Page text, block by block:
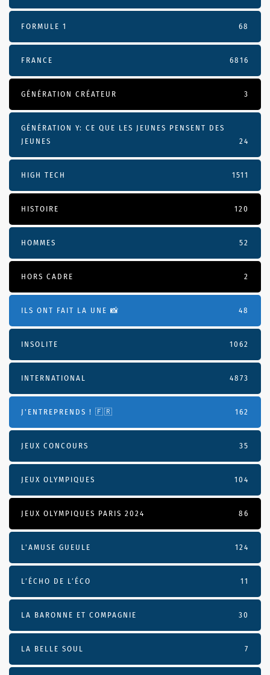
FORMULE 1 68
FRANCE 6816
GÉNÉRATION CRÉATEUR 3
GÉNÉRATION Y: CE QUE LES JEUNES PENSENT DES
JEUNES
24
HIGH TECH 1511
HISTOIRE 120
HOMMES 52
HORS CADRE 2
ILS ONT FAIT LA UNE 📸 48
INSOLITE 1062
INTERNATIONAL 4873
J'ENTREPRENDS ! 🇫🇷 162
JEUX CONCOURS 35
JEUX OLYMPIQUES 104
JEUX OLYMPIQUES PARIS 2024 86
L'AMUSE GUEULE 124
L’ÉCHO DE L’ÉCO 11
LA BARONNE ET COMPAGNIE 30
LA BELLE SOUL 7